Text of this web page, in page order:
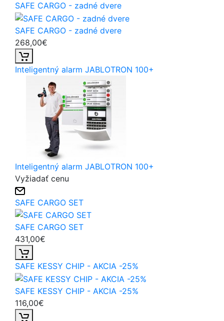
SAFE CARGO - zadné dvere
SAFE CARGO - zadné dvere
268,00€
Inteligentný alarm JABLOTRON 100+
Inteligentný alarm JABLOTRON 100+
Vyžiadať cenu
SAFE CARGO SET
SAFE CARGO SET
431,00€
SAFE KESSY CHIP - AKCIA -25%
SAFE KESSY CHIP - AKCIA -25%
116,00€